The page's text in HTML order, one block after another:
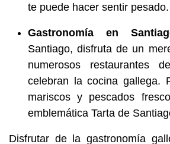
te puede hacer sentir pesado.
Gastronomía en
Santiago, disfruta de un
numerosos restaurantes
celebran la cocina gallega.
mariscos y pescados
emblemática Tarta de
Disfrutar de la gastronomía